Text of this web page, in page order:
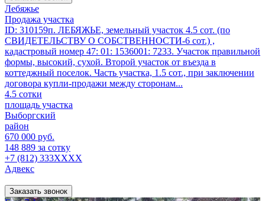
Лебяжье
Продажа участка
ID: 310159п. ЛЕБЯЖЬЕ, земельный участок 4.5 сот. (по
СВИДЕТЕЛЬСТВУ О СОБСТВЕННОСТИ-6 сот.) ,
кадастровый номер 47: 01: 1536001: 7233. Участок правильной
формы, высокий, сухой. Второй участок от въезда в
коттеджный поселок. Часть участка, 1.5 сот., при заключении
договора купли-продажи между сторонам...
4.5 сотки
площадь участка
Выборгский
район
670 000 руб.
148 889 за сотку
+7 (812) 333XXXX
Адвекс
Заказать звонок